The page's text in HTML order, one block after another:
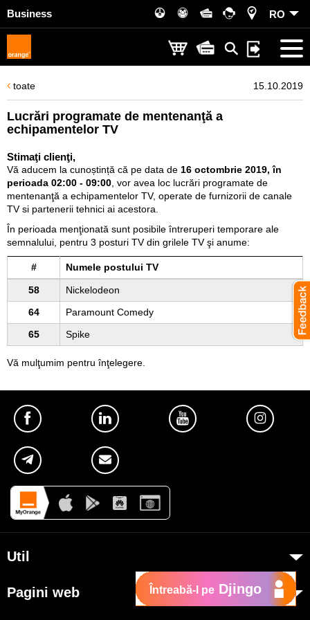
Business RO
toate 15.10.2019
Lucrări programate de mentenanţă a
echipamentelor TV
Stimaţi clienţi,
Vă aducem la cunoștință că pe data de 16 octombrie 2019, în
perioada 02:00 - 09:00 , vor avea loc lucrări programate de
mentenanţă a echipamentelor TV, operate de furnizorii de canale
TV si partenerii tehnici ai acestora.
În perioada menţionată sunt posibile întreruperi temporare ale
semnalului, pentru 3 posturi TV din grilele TV şi anume:
# Numele postului TV
58
Nickelodeon
64
Paramount Comedy
65
Spike
Vă mulţumim pentru înţelegere.
Util
Pagini web Întreabă-l pe Djingo